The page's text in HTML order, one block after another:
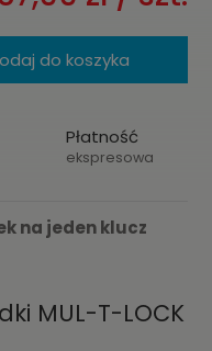
do koszyka
Płatność
ekspresowa
na jeden klucz
MUL-T-LOCK